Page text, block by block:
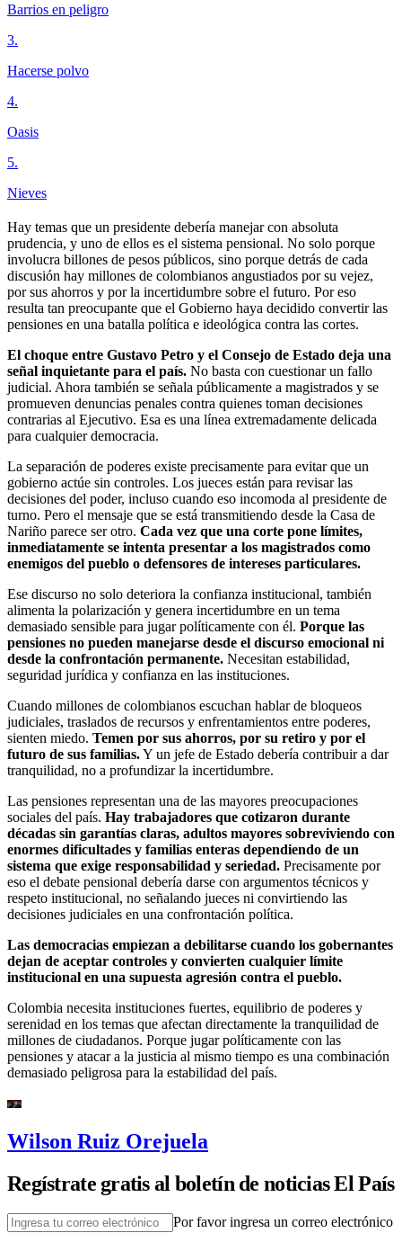
Barrios en peligro
3.
Hacerse polvo
4.
Oasis
5.
Nieves
Hay temas que un presidente debería manejar con absoluta
prudencia, y uno de ellos es el sistema pensional. No solo porque
involucra billones de pesos públicos, sino porque detrás de cada
discusión hay millones de colombianos angustiados por su vejez,
por sus ahorros y por la incertidumbre sobre el futuro. Por eso
resulta tan preocupante que el Gobierno haya decidido convertir las
pensiones en una batalla política e ideológica contra las cortes.
El choque entre Gustavo Petro y el Consejo de Estado deja una
señal inquietante para el país. No basta con cuestionar un fallo
judicial. Ahora también se señala públicamente a magistrados y se
promueven denuncias penales contra quienes toman decisiones
contrarias al Ejecutivo. Esa es una línea extremadamente delicada
para cualquier democracia.
La separación de poderes existe precisamente para evitar que un
gobierno actúe sin controles. Los jueces están para revisar las
decisiones del poder, incluso cuando eso incomoda al presidente de
turno. Pero el mensaje que se está transmitiendo desde la Casa de
Nariño parece ser otro. Cada vez que una corte pone límites,
inmediatamente se intenta presentar a los magistrados como
enemigos del pueblo o defensores de intereses particulares.
Ese discurso no solo deteriora la confianza institucional, también
alimenta la polarización y genera incertidumbre en un tema
demasiado sensible para jugar políticamente con él. Porque las
pensiones no pueden manejarse desde el discurso emocional ni
desde la confrontación permanente. Necesitan estabilidad,
seguridad jurídica y confianza en las instituciones.
Cuando millones de colombianos escuchan hablar de bloqueos
judiciales, traslados de recursos y enfrentamientos entre poderes,
sienten miedo. Temen por sus ahorros, por su retiro y por el
futuro de sus familias.Y un jefe de Estado debería contribuir a dar
tranquilidad, no a profundizar la incertidumbre.
Las pensiones representan una de las mayores preocupaciones
sociales del país. Hay trabajadores que cotizaron durante
décadas sin garantías claras, adultos mayores sobreviviendo con
enormes dificultades y familias enteras dependiendo de un
sistema que exige responsabilidad y seriedad. Precisamente por
eso el debate pensional debería darse con argumentos técnicos y
respeto institucional, no señalando jueces ni convirtiendo las
decisiones judiciales en una confrontación política.
Las democracias empiezan a debilitarse cuando los gobernantes
dejan de aceptar controles y convierten cualquier límite
institucional en una supuesta agresión contra el pueblo.
Colombia necesita instituciones fuertes, equilibrio de poderes y
serenidad en los temas que afectan directamente la tranquilidad de
millones de ciudadanos. Porque jugar políticamente con las
pensiones y atacar a la justicia al mismo tiempo es una combinación
demasiado peligrosa para la estabilidad del país.
Wilson Ruiz Orejuela
Regístrate gratis al boletín de noticias El País
Por favor ingresa un correo electrónico